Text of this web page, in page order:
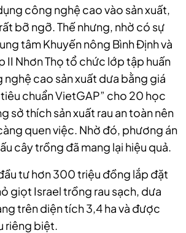
công nghệ cao vào sản xuất,
bỡ ngỡ. Thế nhưng, nhờ có sự
tâm Khuyến nông Bình Định và
II Nhơn Thọ tổ chức lớp tập huấn
nghệ cao sản xuất dưa bằng giá
chuẩn VietGAP” cho 20 học
sở thích sản xuất rau an toàn nên
quen việc. Nhờ đó, phương án
cây trồng đã mang lại hiệu quả.
tư hơn 300 triệu đồng lắp đặt
giọt Israel trồng rau sạch, dưa
trên diện tích 3,4 ha và được
riêng biệt.